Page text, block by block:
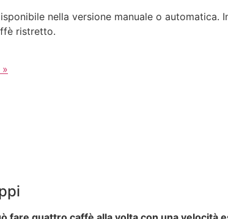
nella versione manuale o automatica.
ristretto.